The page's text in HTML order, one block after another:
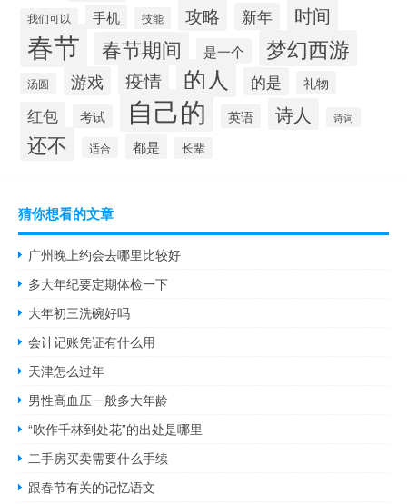
我们可以 手机 技能 攻略 新年 时间
春节 春节期间 是一个 梦幻西游
汤圆 游戏 疫情 的人 的是 礼物
红包 考试 自己的 英语 诗人 诗词
还不 适合 都是 长辈
猜你想看的文章
广州晚上约会去哪里比较好
多大年纪要定期体检一下
大年初三洗碗好吗
会计记账凭证有什么用
天津怎么过年
男性高血压一般多大年龄
“吹作千林到处花”的出处是哪里
二手房买卖需要什么手续
跟春节有关的记忆语文